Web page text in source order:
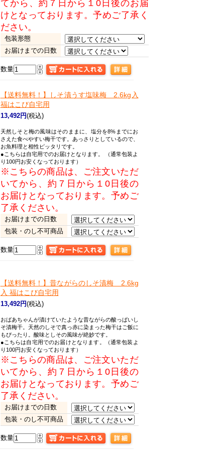
てから、約７日から１0日後のお届
けとなっております。予めご了承く
ださい。
包装形態
お届けまでの日数
数量
【送料無料！】
しそ漬うす塩味梅 2.6kg入
福はこび自宅用
13,492円(税込)
天然しそと梅の風味はそのままに、塩分を8%までにお
さえた食べやすい梅干です。あっさりとしているので、
お魚料理と相性ピッタリです。
●こちらは自宅用でのお届けとなります。 （通常包装よ
り100円お安くなっております）
※こちらの商品は、ご注文いただ
いてから、約７日から１0日後の
お届けとなっております。予めご
了承ください。
お届けまでの日数
包装・のし不可商品
数量
【送料無料！】昔ながらのしそ漬梅 2.6kg
入 福はこび自宅用
13,492円(税込)
おばあちゃんが漬けていたような昔ながらの酸っぱいし
そ漬梅干。天然のしそで真っ赤に染まった梅干はご飯に
もぴったり。酸味としその風味が絶妙です。
●こちらは自宅用でのお届けとなります。（通常包装よ
り100円お安くなっております）
※こちらの商品は、ご注文いただ
いてから、約７日から１0日後の
お届けとなっております。予めご
了承ください。
お届けまでの日数
包装・のし不可商品
数量